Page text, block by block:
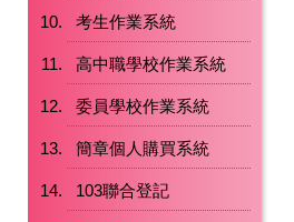
考生作業系統
高中職學校作業系統
委員學校作業系統
簡章個人購買系統
103聯合登記